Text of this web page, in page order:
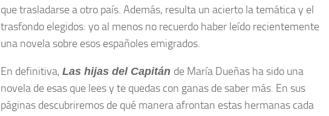
que trasladarse a otro país. Además, resulta un acierto la temática y el
trasfondo elegidos: yo al menos no recuerdo haber leído recientemente
una novela sobre esos españoles emigrados.
En definitiva, Las hijas del Capitán de María Dueñas ha sido una
novela de esas que lees y te quedas con ganas de saber más. En sus
páginas descubriremos de qué manera afrontan estas hermanas cada